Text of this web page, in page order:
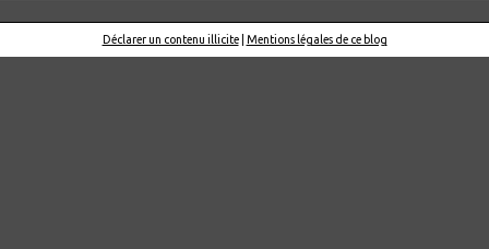
Déclarer un contenu illicite| Mentions légales de ce blog